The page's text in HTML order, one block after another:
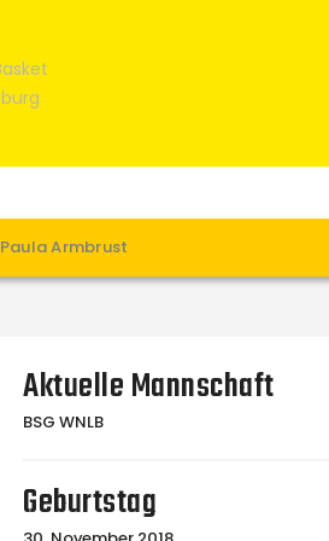
Paula Armbrust
Aktuelle Mannschaft
BSG WNLB
Geburtstag